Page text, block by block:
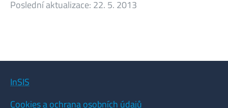
Poslední aktualizace: 22. 5. 2013
InSIS
Cookies a ochrana osobních údajů